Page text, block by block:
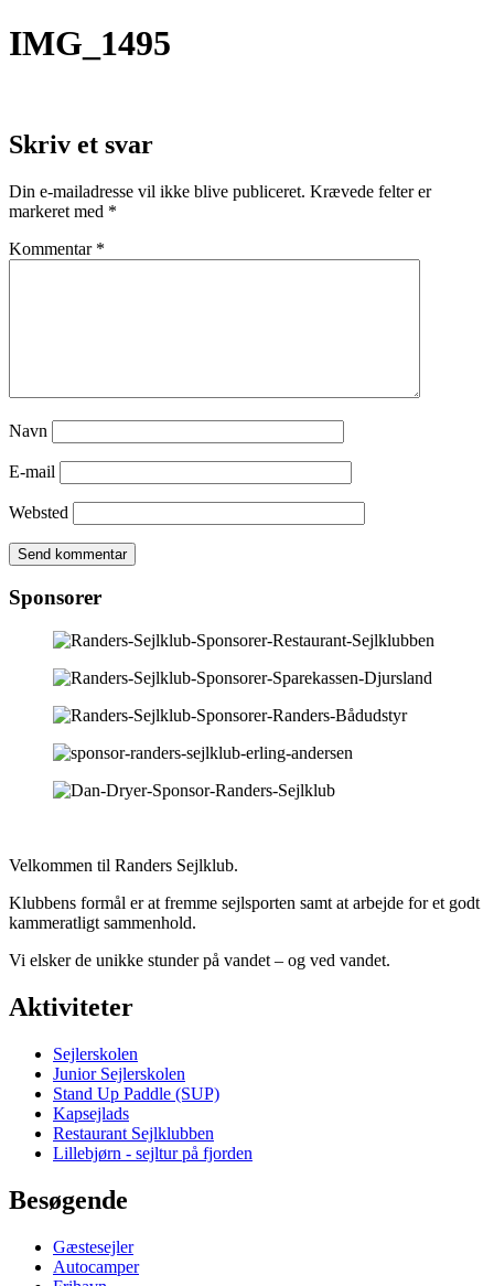
IMG_1495
Skriv et svar
Din e-mailadresse vil ikke blive publiceret. Krævede felter er
markeret med *
Kommentar *
Navn
E-mail
Websted
Sponsorer
Velkommen til Randers Sejlklub.
Klubbens formål er at fremme sejlsporten samt at arbejde for et godt
kammeratligt sammenhold.
Vi elsker de unikke stunder på vandet – og ved vandet.
Aktiviteter
Sejlerskolen
Junior Sejlerskolen
Stand Up Paddle (SUP)
Kapsejlads
Restaurant Sejlklubben
Lillebjørn - sejltur på fjorden
Besøgende
Gæstesejler
Autocamper